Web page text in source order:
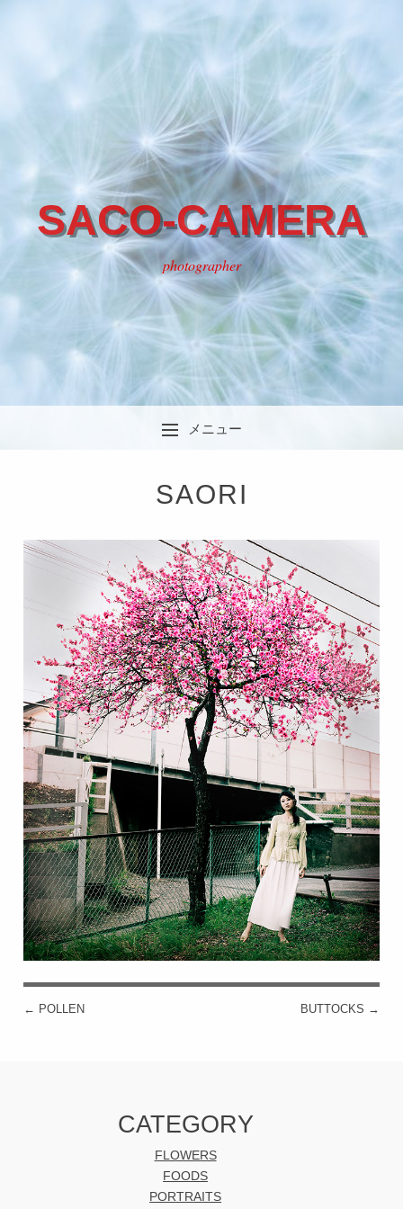
SACO-CAMERA
photographer
メニュー
SAORI
投稿ナビゲーション
← POLLEN BUTTOCKS →
CATEGORY
FLOWERS
FOODS
PORTRAITS